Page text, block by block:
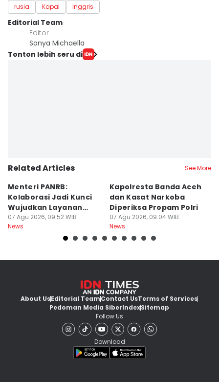
rusia Kapal Inggris
Editorial Team
Editor
Sonya Michaella
Tonton lebih seru di
Related Articles See More
Menteri PANRB:
Kolaborasi Jadi Kunci
Wujudkan Layanan
Publik Terintegrasi
07 Agu 2026, 09:52 WIB
News
Kapolresta Banda Aceh
dan Kasat Narkoba
Diperiksa Propam Polri
07 Agu 2026, 09:04 WIB
News
About UsEditorial TeamContact UsTerms of Services
Pedoman Media SiberIndexSitemap
Follow Us
Download